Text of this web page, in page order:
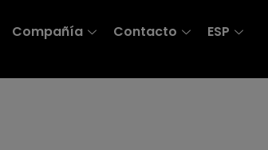
Compañía Contacto ESP